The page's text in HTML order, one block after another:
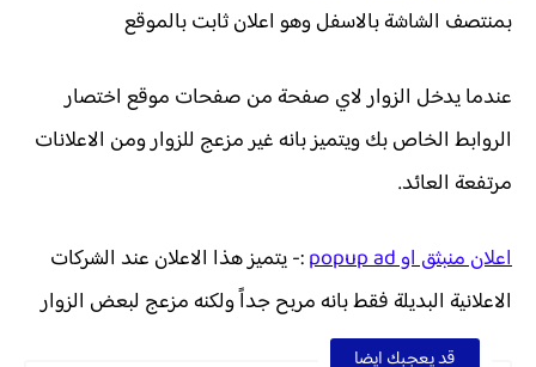
بمنتصف الشاشة بالاسفل وهو اعلان ثابت بالموقع
عندما يدخل الزوار لاي صفحة من صفحات موقع اختصار
الروابط الخاص بك ويتميز بانه غير مزعج للزوار ومن الاعلانات
مرتفعة العائد.
اعلان منبثق او popup ad
:- يتميز هذا الاعلان عند الشركات
الاعلانية البديلة فقط بانه مربح جداً ولكنه مزعج لبعض الزوار
قد يعجبك ايضا